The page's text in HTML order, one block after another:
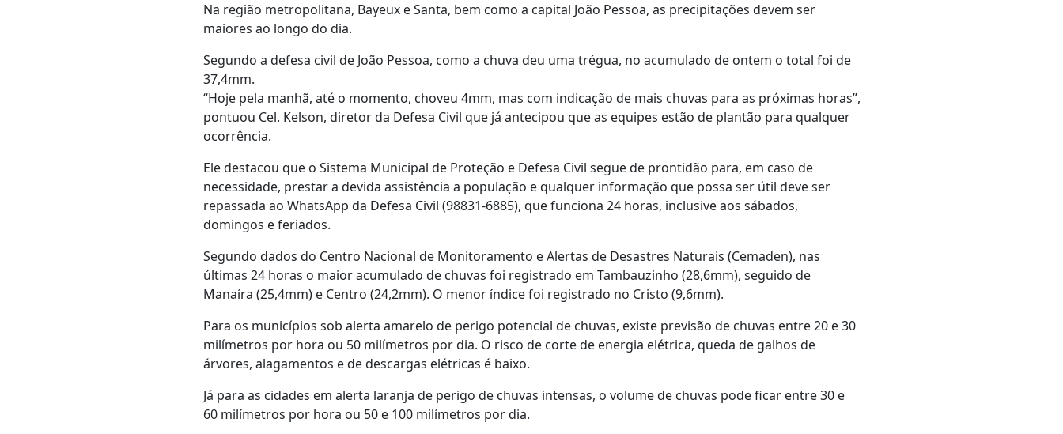
Na região metropolitana, Bayeux e Santa, bem como a capital João Pessoa, as precipitações devem ser
maiores ao longo do dia.
Segundo a defesa civil de João Pessoa, como a chuva deu uma trégua, no acumulado de ontem o total foi de
37,4mm.
“Hoje pela manhã, até o momento, choveu 4mm, mas com indicação de mais chuvas para as próximas horas”,
pontuou Cel. Kelson, diretor da Defesa Civil que já antecipou que as equipes estão de plantão para qualquer
ocorrência.
Ele destacou que o Sistema Municipal de Proteção e Defesa Civil segue de prontidão para, em caso de
necessidade, prestar a devida assistência a população e qualquer informação que possa ser útil deve ser
repassada ao WhatsApp da Defesa Civil (98831-6885), que funciona 24 horas, inclusive aos sábados,
domingos e feriados.
Segundo dados do Centro Nacional de Monitoramento e Alertas de Desastres Naturais (Cemaden), nas
últimas 24 horas o maior acumulado de chuvas foi registrado em Tambauzinho (28,6mm), seguido de
Manaíra (25,4mm) e Centro (24,2mm). O menor índice foi registrado no Cristo (9,6mm).
Para os municípios sob alerta amarelo de perigo potencial de chuvas, existe previsão de chuvas entre 20 e 30
milímetros por hora ou 50 milímetros por dia. O risco de corte de energia elétrica, queda de galhos de
árvores, alagamentos e de descargas elétricas é baixo.
Já para as cidades em alerta laranja de perigo de chuvas intensas, o volume de chuvas pode ficar entre 30 e
60 milímetros por hora ou 50 e 100 milímetros por dia.